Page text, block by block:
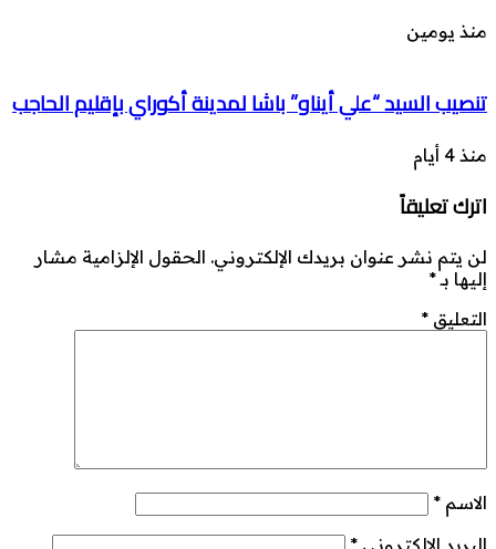
منذ يومين
تنصيب السيد “علي أيناو” باشا لمدينة أكوراي بإقليم الحاجب
منذ 4 أيام
اترك تعليقاً
لن يتم نشر عنوان بريدك الإلكتروني. الحقول الإلزامية مشار
إليها بـ*
التعليق *
الاسم *